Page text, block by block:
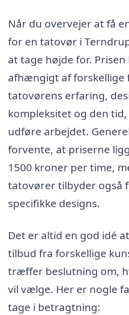
Når du overvejer at få
for en tatovør i
at tage højde for.
afhængigt af forskellige
tatovørens erfaring,
kompleksitet og den
udføre arbejdet.
forvente, at priserne
1500 kroner per time,
tatovører tilbyder også
specifikke designs.
Det er altid en god idé
tilbud fra forskellige
træffer beslutning om,
vil vælge. Her er nogle
tage i betragtning: